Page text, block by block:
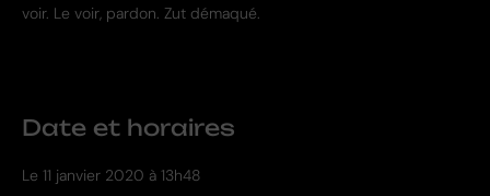
voir. Le voir, pardon. Zut démaqué.
Date et horaires
Le 11 janvier 2020 à 13h48